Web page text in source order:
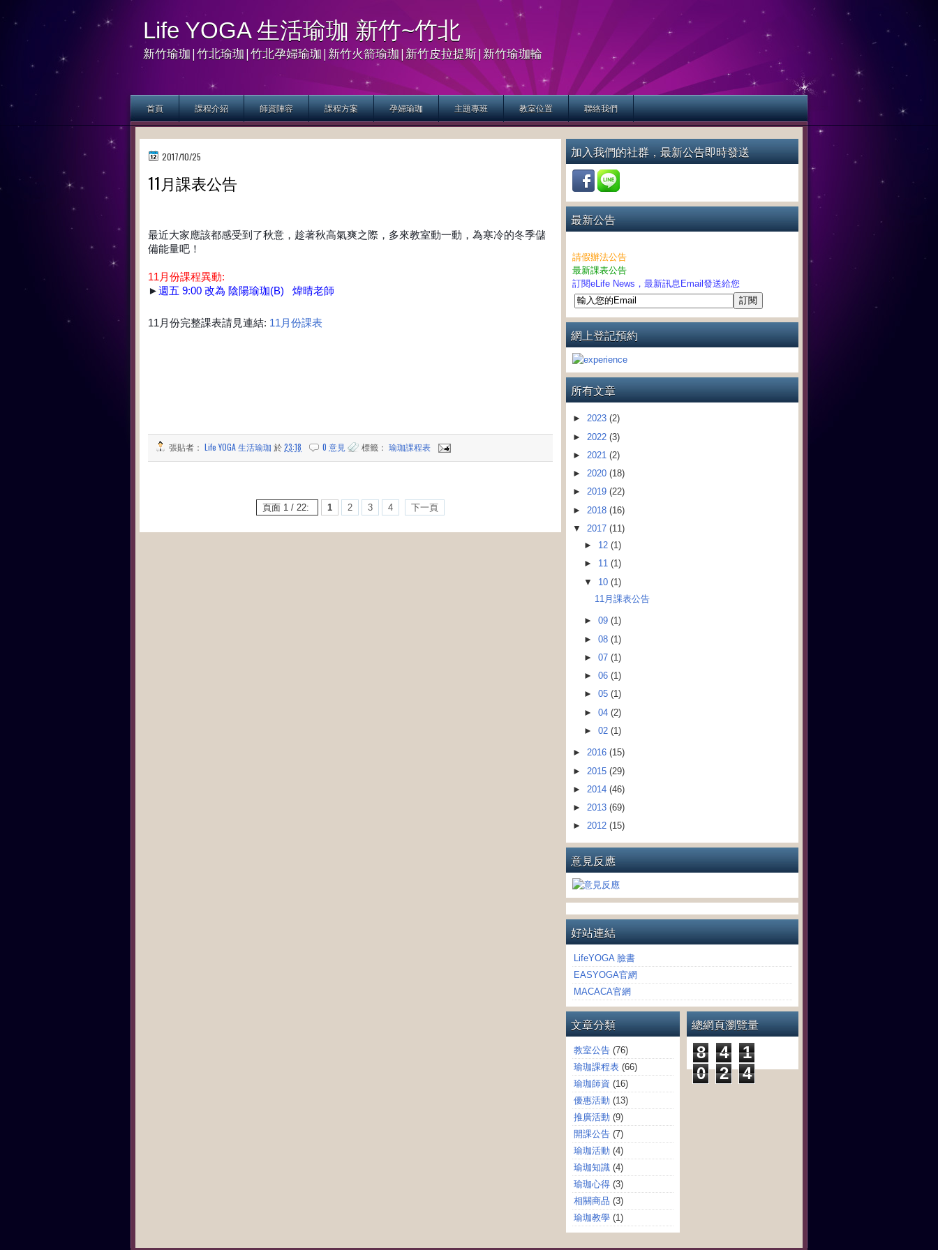
Life YOGA 生活瑜珈 新竹~竹北
新竹瑜珈|竹北瑜珈|竹北孕婦瑜珈|新竹火箭瑜珈|新竹皮拉提斯|新竹瑜珈輪
首頁 課程介紹 師資陣容 課程方案 孕婦瑜珈 主題專班 教室位置 聯絡我們
2017/10/25
11月課表公告
最近大家應該都感受到了秋意，趁著秋高氣爽之際，多來教室動一動，為寒冷的冬季儲
備能量吧！
11月份課程異動:
►週五 9:00 改為 陰陽瑜珈(B) 煒晴老師
11月份完整課表請見連結: 11月份課表
張貼者： Life YOGA 生活瑜珈 於23:18 0 意見 標籤：瑜珈課程表
頁面 1 / 22: 1 2 3 4 下一頁
加入我們的社群，最新公告即時發送
最新公告
請假辦法公告
最新課表公告
訂閱eLife News，最新訊息Email發送給您
網上登記預約
所有文章
► 2023 (2)
► 2022 (3)
► 2021 (2)
► 2020 (18)
► 2019 (22)
► 2018 (16)
▼ 2017 (11)
► 12 (1)
► 11 (1)
▼ 10 (1)
11月課表公告
► 09 (1)
► 08 (1)
► 07 (1)
► 06 (1)
► 05 (1)
► 04 (2)
► 02 (1)
► 2016 (15)
► 2015 (29)
► 2014 (46)
► 2013 (69)
► 2012 (15)
意見反應
好站連結
LifeYOGA 臉書
EASYOGA官網
MACACA官網
文章分類
教室公告 (76)
瑜珈課程表 (66)
瑜珈師資 (16)
優惠活動 (13)
推廣活動 (9)
開課公告 (7)
瑜珈活動 (4)
瑜珈知識 (4)
瑜珈心得 (3)
相關商品 (3)
瑜珈教學 (1)
總網頁瀏覽量
8 4
1
0
2 4